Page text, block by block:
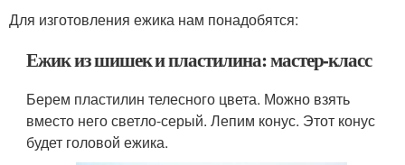
Для изготовления ежика нам понадобятся:
Ежик из шишек и пластилина: мастер-класс
Берем пластилин телесного цвета. Можно взять
вместо него светло-серый. Лепим конус. Этот конус
будет головой ежика.